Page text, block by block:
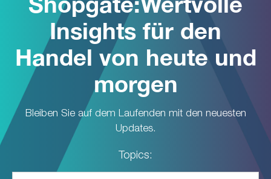
Insights für den
Handel von heute und
morgen
Bleiben Sie auf dem Laufenden mit den neuesten
Updates.
Topics: